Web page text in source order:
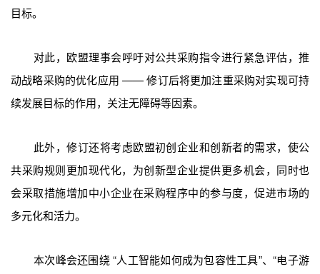
目标。
对此，欧盟理事会呼吁对公共采购指令进行紧急评估，推
动战略采购的优化应用 —— 修订后将更加注重采购对实现可持
续发展目标的作用，关注无障碍等因素。
此外，修订还将考虑欧盟初创企业和创新者的需求，使公
共采购规则更加现代化，为创新型企业提供更多机会，同时也
会采取措施增加中小企业在采购程序中的参与度，促进市场的
多元化和活力。
本次峰会还围绕 “人工智能如何成为包容性工具”、“电子游